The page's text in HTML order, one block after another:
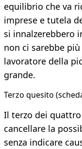
equilibrio che va
imprese e tutela
si innalzerebbero
non ci sarebbe
lavoratore della
grande.
Terzo quesito
Il terzo dei
cancellare la
senza indicare